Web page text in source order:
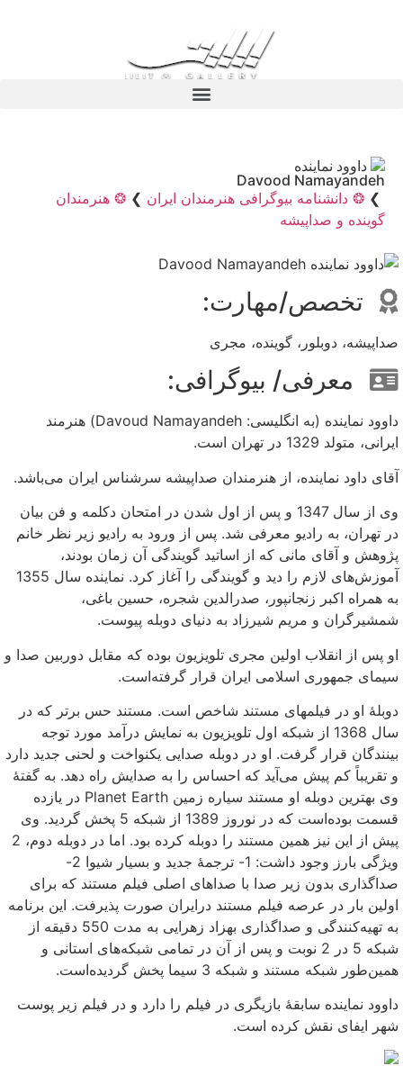
داوود نماینده
Davood Namayandeh
❯ ❂ دانشنامه بیوگرافی هنرمندان ایران ❯ ❂ هنرمندان
گوینده و صداپیشه
تخصص/مهارت:
صداپیشه، دوبلور، گوینده، مجری
معرفی/ بیوگرافی:
داوود نماینده (به انگلیسی: Davoud Namayandeh) هنرمند
ایرانی، متولد 1329 در تهران است.
آقای داود نماینده، از هنرمندان صداپیشه سرشناس ایران می‌باشد.
وی از سال 1347 و پس از اول شدن در امتحان دکلمه و فن بیان
در تهران، به رادیو معرفی شد. پس از ورود به رادیو زیر نظر خانم
پژوهش و آقای مانی که از اساتید گویندگی آن زمان بودند،
آموزش‌های لازم را دید و گویندگی را آغاز کرد. نماینده سال 1355
به همراه اکبر زنجانپور، صدرالدین شجره، حسین باغی،
شمشیرگران و مریم شیرزاد به دنیای دوبله پیوست.
او پس از انقلاب اولین مجری تلویزیون بوده که مقابل دوربین صدا و
سیمای جمهوری اسلامی ایران قرار گرفته‌است.
دوبلهٔ او در فیلمهای مستند شاخص است. مستند حس برتر که در
سال 1368 از شبکه اول تلویزیون به نمایش درآمد مورد توجه
بینندگان قرار گرفت. او در دوبله صدایی یکنواخت و لحنی جدید دارد
و تقریباً کم پیش می‌آید که احساس را به صدایش راه دهد. به گفتهٔ
وی بهترین دوبله او مستند سیاره زمین Planet Earth در یازده
قسمت بوده‌است که در نوروز 1389 از شبکه 5 پخش گردید. وی
پیش از این نیز همین مستند را دوبله کرده بود. اما در دوبله دوم، 2
ویژگی بارز وجود داشت: 1- ترجمهٔ جدید و بسیار شیوا 2-
صداگذاری بدون زیر صدا با صداهای اصلی فیلم مستند که برای
اولین بار در عرصه فیلم مستند درایران صورت پذیرفت. این برنامه
به تهیه‌کنندگی و صداگذاری بهزاد زهرایی به مدت 550 دقیقه از
شبکه 5 در 2 نوبت و پس از آن در تمامی شبکه‌های استانی و
همین‌طور شبکه مستند و شبکه 3 سیما پخش گردیده‌است.
داوود نماینده سابقهٔ بازیگری در فیلم را دارد و در فیلم زیر پوست
شهر ایفای نقش کرده است.